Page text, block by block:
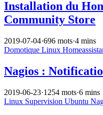
Installation du
Community Store
2019-07-04·696 mots·4 mins
Domotique Linux
Nagios :
2019-06-23·1254 mots·6 mins
Linux Supervision Ubuntu